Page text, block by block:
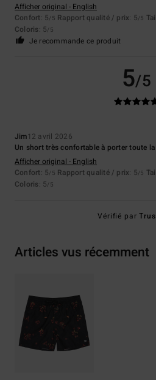
Afficher original - English
Confort: 5/5 Rapport qualité / prix: 5/5
Coloris: 5/5
Je recommande ce produit
5/5
Jim12 avril 2026
Un short très confortable à porter toute
Afficher original - English
Confort: 5/5 Rapport qualité / prix: 5/5
Coloris: 5/5
Vérifié par
Articles vus récemment